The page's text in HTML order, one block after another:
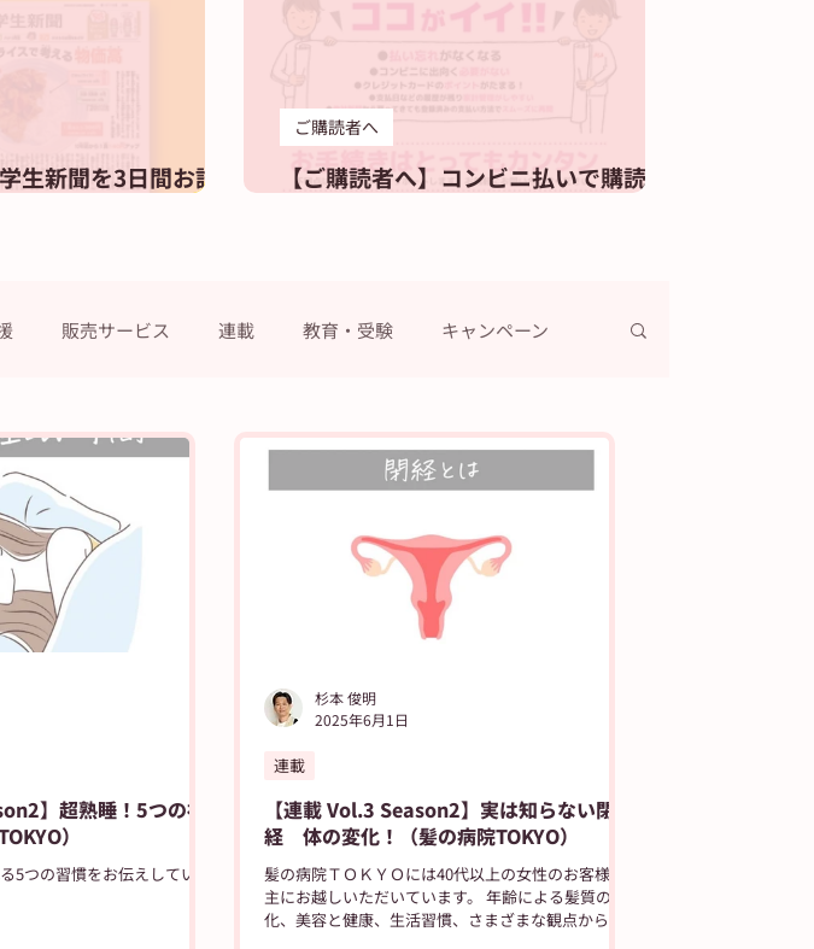
生新聞を3日間お試し
【ご購読者へ】コンビニ払いで購読料
ご購読者へ
販売サービス 連載 教育・受験 キャンペーン
】超熟睡！5つの神
）
5つの習慣をお伝えしていき
【連載 Vol.3 Season2】実は知らない閉
経 体の変化！（髪の病院TOKYO）
髪の病院ＴＯＫＹＯには40代以上の女性のお客様が
主にお越しいただいています。 年齢による髪質の変
化、美容と健康、生活習慣、さまざまな観点から美
連載
杉本 俊明
2025年6月1日